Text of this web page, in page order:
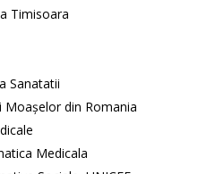
Timisoara
Sanatatii
Moaşelor din Romania
Medicala